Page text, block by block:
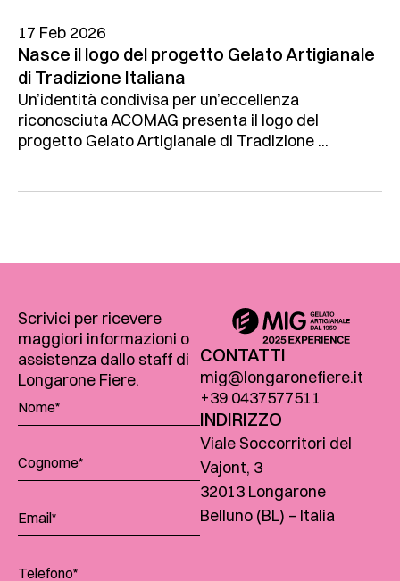
17 Feb 2026
Nasce il logo del progetto Gelato Artigianale
di Tradizione Italiana
Un’identità condivisa per un’eccellenza
riconosciuta ACOMAG presenta il logo del
progetto Gelato Artigianale di Tradizione ...
Scrivici per ricevere
maggiori informazioni o
assistenza dallo staff di
Longarone Fiere.
CONTATTI
mig@longaronefiere.it
+39 0437577511
INDIRIZZO
Viale Soccorritori del
Vajont, 3
32013 Longarone
Belluno (BL) – Italia